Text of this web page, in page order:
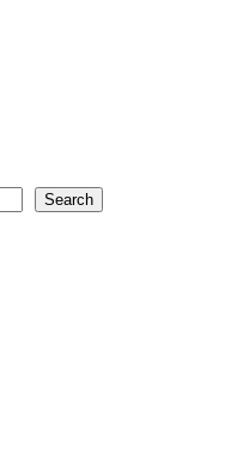
Search